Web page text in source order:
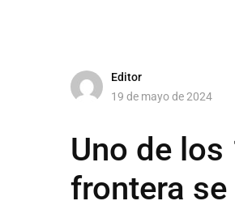
Editor
19 de mayo de 2024
Uno de
frontera